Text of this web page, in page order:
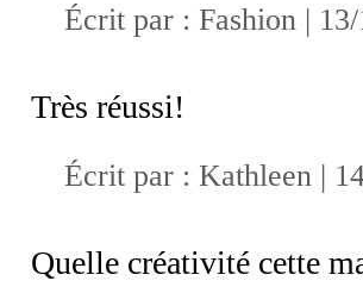
Écrit par : Fashion |
Très réussi!
Écrit par : Kathleen |
Quelle créativité cette